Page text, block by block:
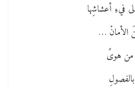
فيءِ أعشاشِها
الأمانْ …
من هوىً